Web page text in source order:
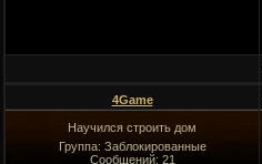
4Game
Научился строить дом
Группа: Заблокированные
Сообщений: 21